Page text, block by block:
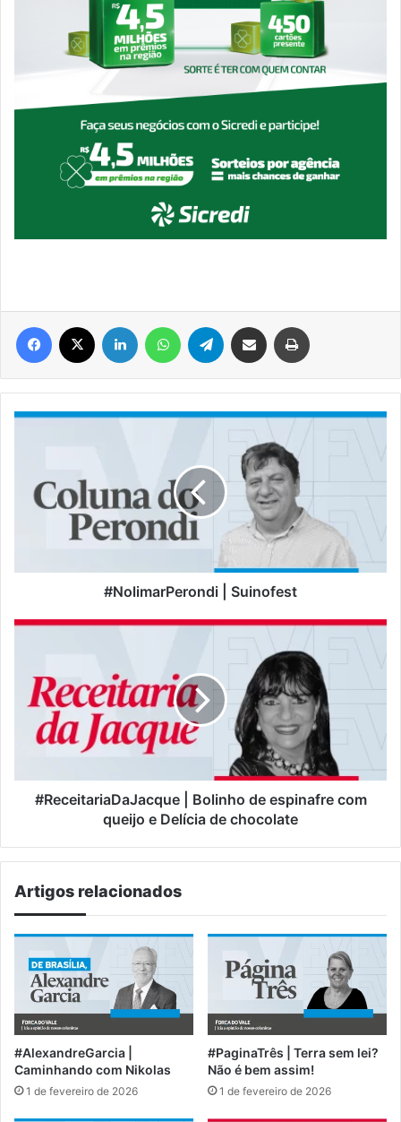
Facebook Linkedin WhatsAppTelegram Compartilhar via e-mail
#NolimarPerondi
#NolimarPerondi | Suinofest
#ReceitariaDaJacque
espinafre
queijo
Delícia
#ReceitariaDaJacque | Bolinho de espinafre com
queijo e Delícia de chocolate
Artigos relacionados
#AlexandreGarcia |
Caminhando com Nikolas
1 de fevereiro de 2026
#PaginaTrês | Terra sem lei?
Não é bem assim!
1 de fevereiro de 2026